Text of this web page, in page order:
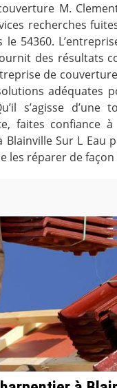
M.
recherches
le 54360.
des résultats
de
adéquates
s’agisse d’une
faites confiance à
Blainville Sur L Eau
les réparer de